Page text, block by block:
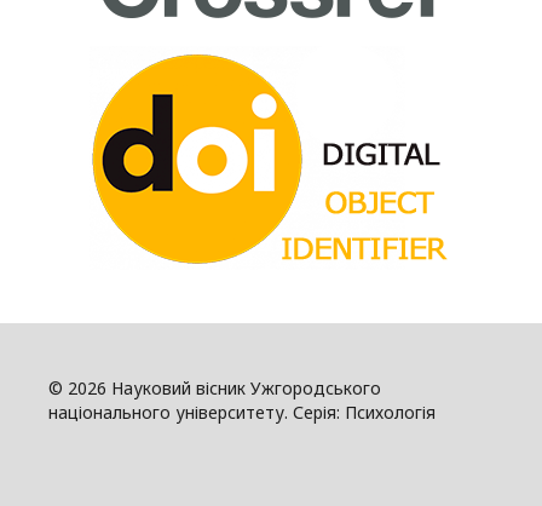
© 2026 Науковий вісник Ужгородського
національного університету. Серія: Психологія